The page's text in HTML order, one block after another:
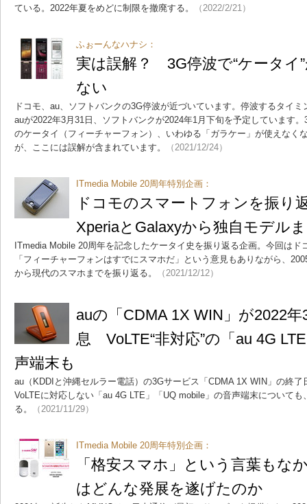
ている。2022年夏をめどに制限を撤廃する。
（2022/2/21）
ふぉーんなハナシ：
実は誤解？ 3G停波で“ケータイ
ない
ドコモ、au、ソフトバンクの3G停波が近づいています。停波するタイ
auが2022年3月31日、ソフトバンクが2024年1月下旬を予定しています
のケータイ（フィーチャーフォン）、いわゆる「ガラケー」が使えな
が、ここには誤解が含まれています。
（2021/12/24）
ITmedia Mobile 20周年特別企画：
ドコモのスマートフォンを振
XperiaとGalaxyから独自モデル
ITmedia Mobile 20周年を記念したケータイ史を振り返る企画。今回は
「フィーチャーフォンはすでにスマホだ」という意見もありながら、
から現代のスマホまでを振り返る。
（2021/12/12）
auの「CDMA 1X WIN」が2022
息 VoLTE“非対応”の「au 4G
声端末も
au（KDDIと沖縄セルラー電話）の3Gサービス「CDMA 1X WIN」の終
VoLTEに対応しない「au 4G LTE」「UQ mobile」の音声端末について
る。
（2021/11/29）
ITmedia Mobile 20周年特別企画：
「格安スマホ」という言葉もな
はどんな発展を遂げたのか